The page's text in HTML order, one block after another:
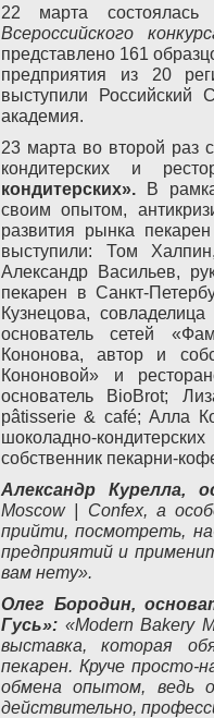
22 марта состоялась
Всероссийского
представлено 161
предприятия из 20
выступили Российский
академия.
23 марта во второй раз
кондитерских и
кондитерских». В
своим опытом,
развития рынка
выступили: Том
Александр Васильев,
пекарен в Санкт-
Кузнецова,
основатель сетей
Кононова, автор и
Кононовой» и
основатель BioBrot;
pâtisserie & café; Алла
шоколадно-
собственник пекарни-
Александр Курелла,
Moscow| Confex, а
прийти, посмотреть,
предприятий и
вам нету».
Олег Бородин,
Гусь»: «Modern Bakery
выставка, которая
пекарен. Круче
обмена опытом, ведь
действительно,